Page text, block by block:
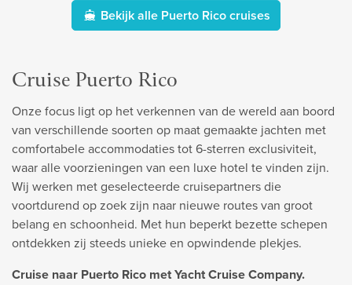
Bekijk alle Puerto Rico cruises
Cruise Puerto Rico
Onze focus ligt op het verkennen van de wereld aan boord
van verschillende soorten op maat gemaakte jachten met
comfortabele accommodaties tot 6-sterren exclusiviteit,
waar alle voorzieningen van een luxe hotel te vinden zijn.
Wij werken met geselecteerde cruisepartners die
voortdurend op zoek zijn naar nieuwe routes van groot
belang en schoonheid. Met hun beperkt bezette schepen
ontdekken zij steeds unieke en opwindende plekjes.
Cruise naar Puerto Rico met Yacht Cruise Company.